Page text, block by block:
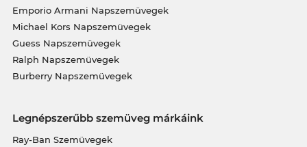
Emporio Armani Napszemüvegek
Michael Kors Napszemüvegek
Guess Napszemüvegek
Ralph Napszemüvegek
Burberry Napszemüvegek
Legnépszerűbb szemüveg márkáink
Ray-Ban Szemüvegek